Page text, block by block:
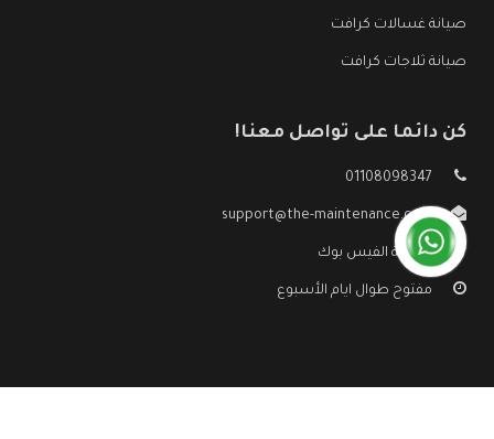
صيانة غسالات كرافت
صيانة ثلاجات كرافت
كن دائما على تواصل معنا!
01108098347
support@the-maintenance.com
صفحة الفيس بوك
مفتوح طوال ايام الأسبوع